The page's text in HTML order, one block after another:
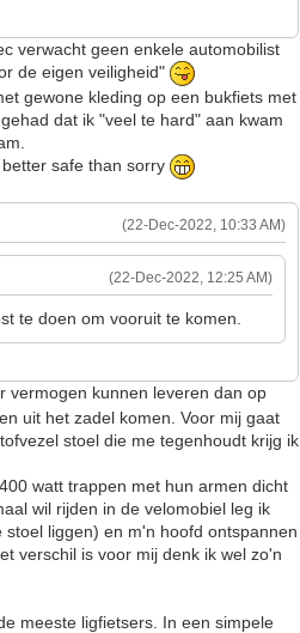
verwacht geen enkele automobilist
de eigen veiligheid"
gewone kleding op een bukfiets met
dat ik "veel te hard" aan kwam
better safe than sorry
(22-Dec-2022, 10:33 AM)
(22-Dec-2022, 12:25 AM)
te doen om vooruit te komen.
vermogen kunnen leveren dan op
uit het zadel komen. Voor mij gaat
stoel die me tegenhoudt krijg ik
watt trappen met hun armen dicht
wil rijden in de velomobiel leg ik
liggen) en m'n hoofd ontspannen
verschil is voor mij denk ik wel zo'n
meeste ligfietsers. In een simpele